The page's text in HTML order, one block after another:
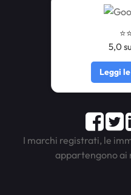
5,0
Leggi
I marchi registrati, le
appartengono